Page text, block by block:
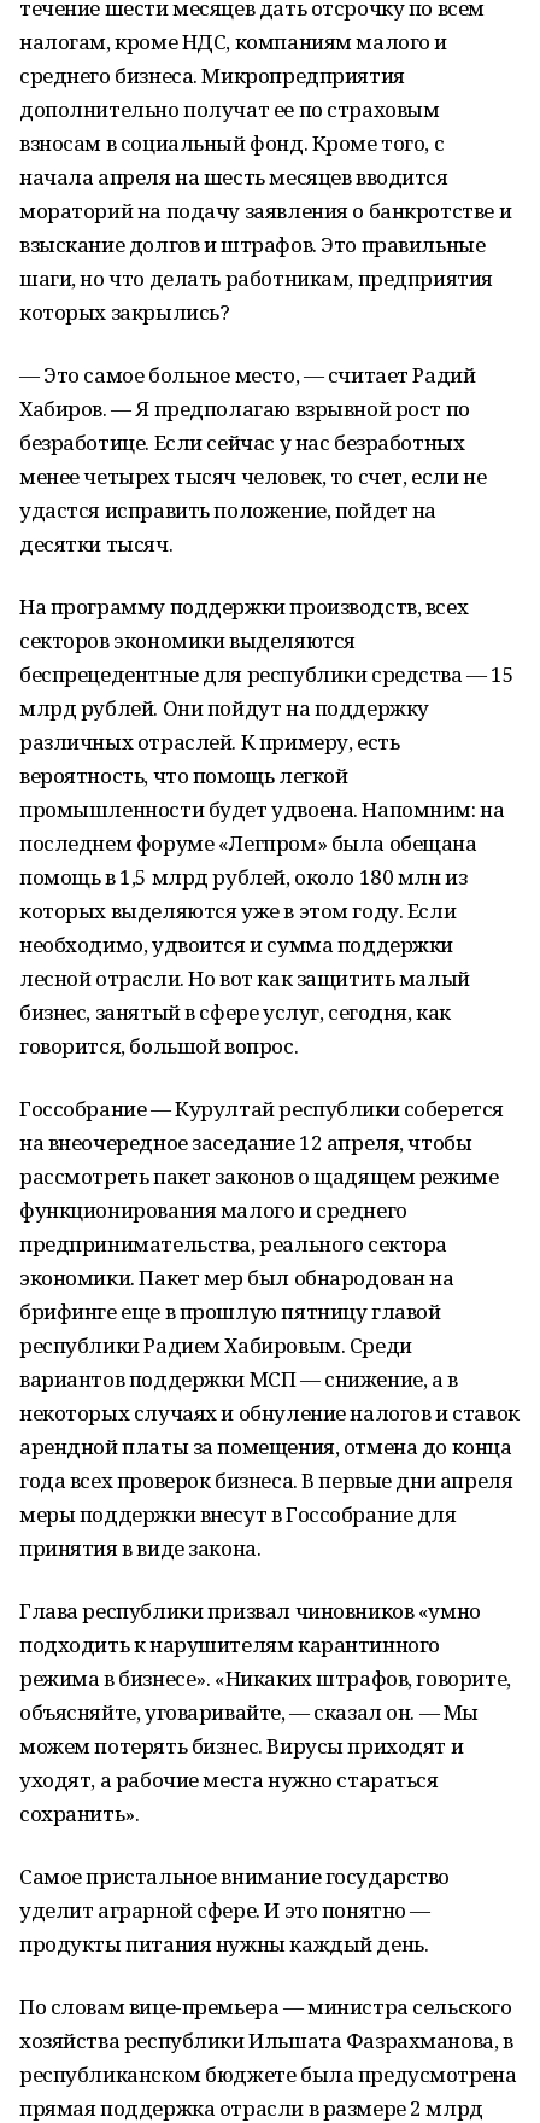
течение шести месяцев дать отсрочку по всем
налогам, кроме НДС, компаниям малого и
среднего бизнеса. Микропредприятия
дополнительно получат ее по страховым
взносам в социальный фонд. Кроме того, с
начала апреля на шесть месяцев вводится
мораторий на подачу заявления о банкротстве и
взыскание долгов и штрафов. Это правильные
шаги, но что делать работникам, предприятия
которых закрылись?
— Это самое больное место, — считает Радий
Хабиров. — Я предполагаю взрывной рост по
безработице. Если сейчас у нас безработных
менее четырех тысяч человек, то счет, если не
удастся исправить положение, пойдет на
десятки тысяч.
На программу поддержки производств, всех
секторов экономики выделяются
беспрецедентные для республики средства — 15
млрд рублей. Они пойдут на поддержку
различных отраслей. К примеру, есть
вероятность, что помощь легкой
промышленности будет удвоена. Напомним: на
последнем форуме «Легпром» была обещана
помощь в 1,5 млрд рублей, около 180 млн из
которых выделяются уже в этом году. Если
необходимо, удвоится и сумма поддержки
лесной отрасли. Но вот как защитить малый
бизнес, занятый в сфере услуг, сегодня, как
говорится, большой вопрос.
Госсобрание — Курултай республики соберется
на внеочередное заседание 12 апреля, чтобы
рассмотреть пакет законов о щадящем режиме
функционирования малого и среднего
предпринимательства, реального сектора
экономики. Пакет мер был обнародован на
брифинге еще в прошлую пятницу главой
республики Радием Хабировым. Среди
вариантов поддержки МСП — снижение, а в
некоторых случаях и обнуление налогов и ставок
арендной платы за помещения, отмена до конца
года всех проверок бизнеса. В первые дни апреля
меры поддержки внесут в Госсобрание для
принятия в виде закона.
Глава республики призвал чиновников «умно
подходить к нарушителям карантинного
режима в бизнесе». «Никаких штрафов, говорите,
объясняйте, уговаривайте, — сказал он. — Мы
можем потерять бизнес. Вирусы приходят и
уходят, а рабочие места нужно стараться
сохранить».
Самое пристальное внимание государство
уделит аграрной сфере. И это понятно —
продукты питания нужны каждый день.
По словам вице-премьера — министра сельского
хозяйства республики Ильшата Фазрахманова, в
республиканском бюджете была предусмотрена
прямая поддержка отрасли в размере 2 млрд